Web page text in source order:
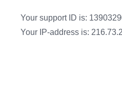
Your support ID is:
Your IP-address is: